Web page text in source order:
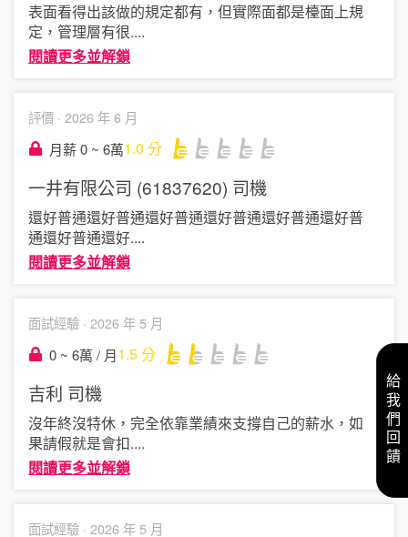
表面看得出該做的規定都有，但實際面都是檯面上規
定，管理層有很....
閱讀更多並解鎖
評價 · 2026 年 6 月
月薪 0 ~ 6萬1.0 分
一井有限公司 (61837620) 司機
還好普通還好普通還好普通還好普通還好普通還好普
通還好普通還好....
閱讀更多並解鎖
面試經驗 · 2026 年 5 月
0 ~ 6萬 / 月1.5分
吉利 司機
沒年終沒特休，完全依靠業績來支撐自己的薪水，如
果請假就是會扣....
閱讀更多並解鎖
面試經驗 · 2026 年 5 月
給我們回饋